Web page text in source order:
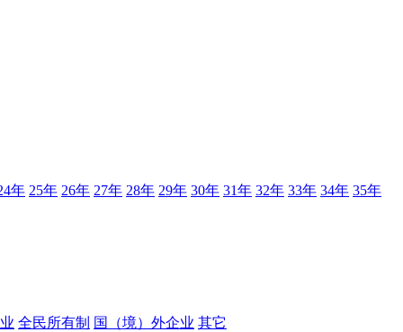
年 25年 26年 27年 28年 29年 30年 31年 32年 33年 34年 35年
全民所有制 国（境）外企业 其它